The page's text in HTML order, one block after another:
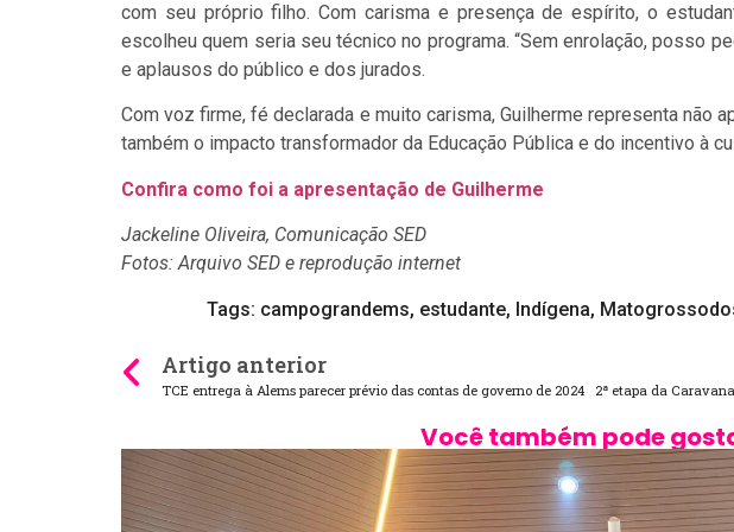
com seu próprio filho. Com carisma e presença de espírito, o
escolheu quem seria seu técnico no programa. “Sem enrolação, posso
e aplausos do público e dos jurados.
Com voz firme, fé declarada e muito carisma, Guilherme representa não
também o impacto transformador da Educação Pública e do incentivo à
Confira como foi a apresentação de Guilherme
Jackeline Oliveira, Comunicação SED
Fotos: Arquivo SED e reprodução internet
Tags: campograndems, estudante, Indígena,
Artigo anterior
TCE entrega à Alems parecer prévio das contas de governo de 2024
Você também pode